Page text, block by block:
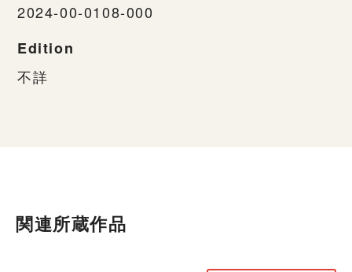
2024-00-0108-000
Edition
不詳
関連所蔵作品